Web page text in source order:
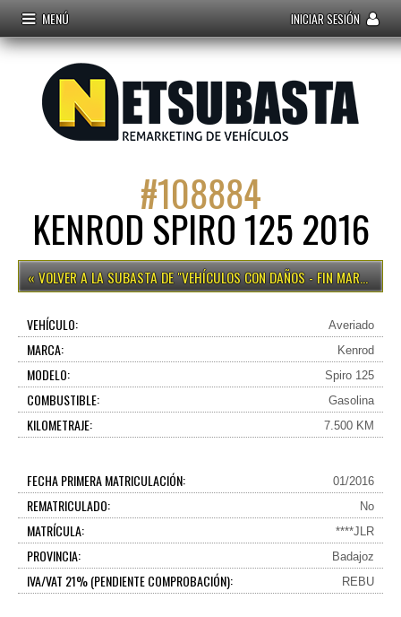
MENÚ INICIAR SESIÓN
#108884
KENROD SPIRO 125 2016
VEHÍCULOS CON DAÑOS - FIN MARTES 15H
VEHÍCULO: Averiado
MARCA: Kenrod
MODELO: Spiro 125
COMBUSTIBLE: Gasolina
KILOMETRAJE: 7.500 KM
FECHA PRIMERA MATRICULACIÓN: 01/2016
REMATRICULADO: No
MATRÍCULA: ****JLR
PROVINCIA: Badajoz
IVA/VAT 21% (PENDIENTE COMPROBACIÓN): REBU